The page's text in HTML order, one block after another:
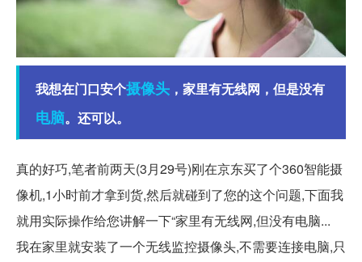
我想在门口安个摄像头 ，家里有无线网，但是没有
电脑。还可以。
真的好巧,笔者前两天(3月29号)刚在京东买了个360智能摄
像机,1小时前才拿到货,然后就碰到了您的这个问题,下面我
就用实际操作给您讲解一下“家里有无线网,但没有电脑...
我在家里就安装了一个无线监控摄像头,不需要连接电脑,只